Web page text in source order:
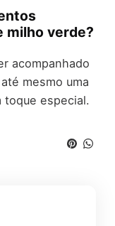
milho verde?
acompanhado
mesmo uma
toque especial.